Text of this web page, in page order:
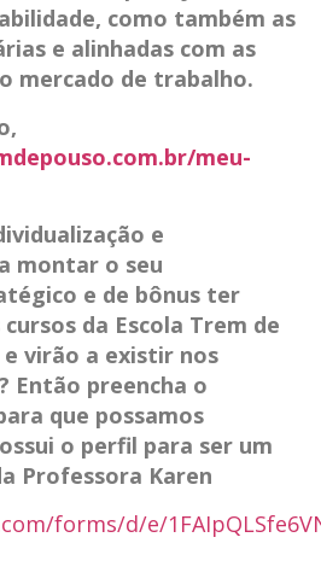
como também as
e alinhadas com as
mercado de trabalho.
meu-
e
montar o seu
e de bônus ter
cursos da Escola Trem de
virão a existir nos
Então preencha o
que possamos
o perfil para ser um
Professora Karen
forms/d/e/